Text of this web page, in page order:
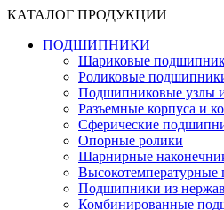
КАТАЛОГ ПРОДУКЦИИ
ПОДШИПНИКИ
Шариковые
Роликовые
Подшипниковые узлы
Разъемные корпуса и
Сферические
Опорные ролики
Шарнирные
Подшипники из
Комбинированные